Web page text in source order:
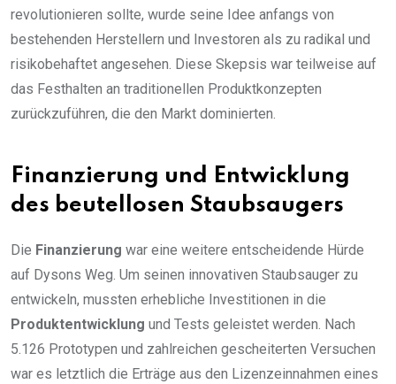
revolutionieren sollte, wurde seine Idee anfangs von
bestehenden Herstellern und Investoren als zu radikal und
risikobehaftet angesehen. Diese Skepsis war teilweise auf
das Festhalten an traditionellen Produktkonzepten
zurückzuführen, die den Markt dominierten.
Finanzierung und Entwicklung
des beutellosen Staubsaugers
Die Finanzierung war eine weitere entscheidende Hürde
auf Dysons Weg. Um seinen innovativen Staubsauger zu
entwickeln, mussten erhebliche Investitionen in die
Produktentwicklung und Tests geleistet werden. Nach
5.126 Prototypen und zahlreichen gescheiterten Versuchen
war es letztlich die Erträge aus den Lizenzeinnahmen eines